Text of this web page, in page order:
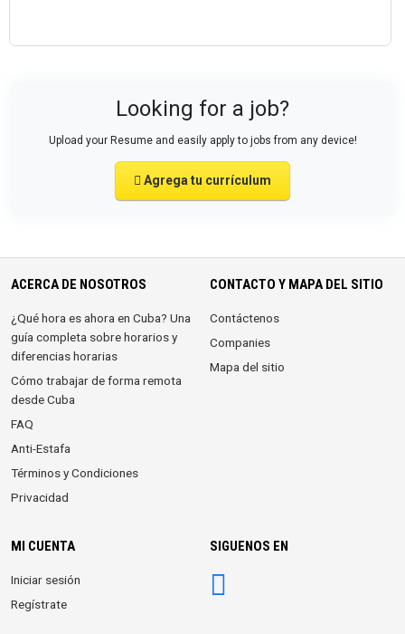
Looking for a job?
Upload your Resume and easily apply to jobs from any device!
Agrega tu currículum
ACERCA DE NOSOTROS
¿Qué hora es ahora en Cuba? Una
guía completa sobre horarios y
diferencias horarias
Cómo trabajar de forma remota
desde Cuba
FAQ
Anti-Estafa
Términos y Condiciones
Privacidad
CONTACTO Y MAPA DEL SITIO
Contáctenos
Companies
Mapa del sitio
MI CUENTA
Iniciar sesión
Regístrate
SIGUENOS EN